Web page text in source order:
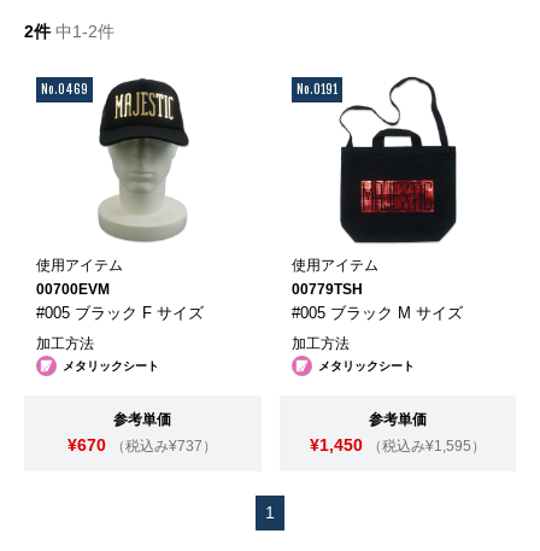
2件 中1-2件
No.0469
使用アイテム
00700EVM
#005 ブラック F サイズ
加工方法
メタリックシート
参考単価
¥670 （税込み¥737）
No.0191
使用アイテム
00779TSH
#005 ブラック M サイズ
加工方法
メタリックシート
参考単価
¥1,450 （税込み¥1,595）
1